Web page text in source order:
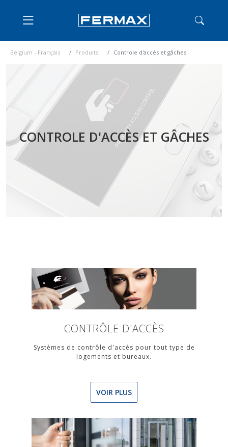
Belgium - Français Produits Controle d'accès et gâches
CONTROLE D'ACCÈS ET GÂCHES
CONTRÔLE D'ACCÈS
Systèmes de contrôle d'accès pour tout type de
logements et bureaux.
VOIR PLUS